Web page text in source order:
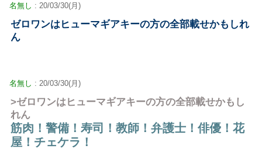
名無し : 20/03/30(月)
ゼロワンはヒューマギアキーの方の全部載せかもしれ
ん
名無し : 20/03/30(月)
>ゼロワンはヒューマギアキーの方の全部載せかもし
れん
筋肉！警備！寿司！教師！弁護士！俳優！花
屋！チェケラ！